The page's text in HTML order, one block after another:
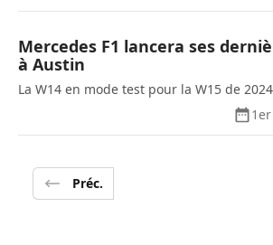
Mercedes F1 lancera ses
à Austin
La W14 en mode test pour la W15 de 2024
Préc.